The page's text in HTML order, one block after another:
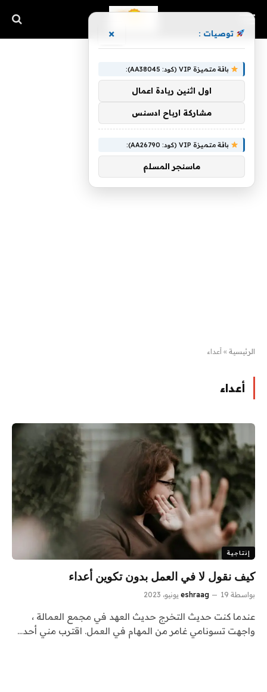
الرئيسية » أعداء
أعداء
إنتاجية
كيف نقول لا في العمل بدون تكوين أعداء
بواسطة eshraag 19 يونيو، 2023
عندما كنت حديث التخرج حديث العهد في مجمع العمالة ،
واجهت تسونامي غامر من المهام في العمل. اقترب مني أحد…
توصيات : ×
باقة متميزة VIP (كود: AA38045):
اول اثنين ريادة اعمال
مشاركة ارباح ادسنس
باقة متميزة VIP (كود: AA26790):
ماسنجر المسلم